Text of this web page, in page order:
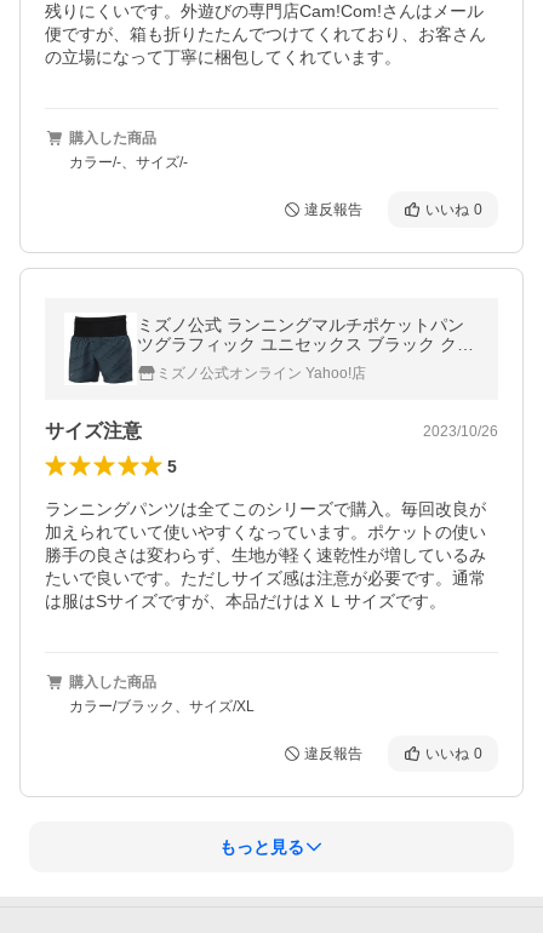
残りにくいです。外遊びの専門店Cam!Com!さんはメール
便ですが、箱も折りたたんでつけてくれており、お客さん
の立場になって丁寧に梱包してくれています。
購入した商品
カラー/-、サイズ/-
違反報告 いいね 0
ミズノ公式 ランニングマルチポケットパン
ツグラフィック ユニセックス ブラック クリ
アランス
ミズノ公式オンライン Yahoo!店
サイズ注意 2023/10/26
5
ランニングパンツは全てこのシリーズで購入。毎回改良が
加えられていて使いやすくなっています。ポケットの使い
勝手の良さは変わらず、生地が軽く速乾性が増しているみ
たいで良いです。ただしサイズ感は注意が必要です。通常
は服はSサイズですが、本品だけはＸＬサイズです。
購入した商品
カラー/ブラック、サイズ/XL
違反報告 いいね 0
もっと見る